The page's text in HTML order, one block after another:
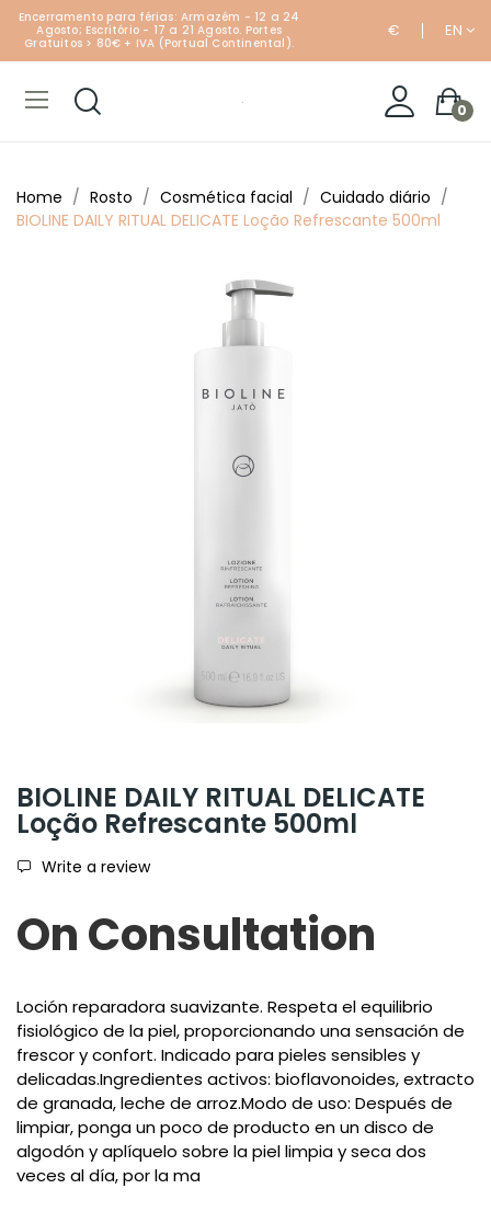
Encerramento para férias: Armazém - 12 a 24
Agosto; Escritório - 17 a 21 Agosto. Portes
Gratuitos > 80€ + IVA (Portual Continental).
€ EN
0
Home Rosto Cosmética facial
Cuidado diário
BIOLINE DAILY RITUAL DELICATE Loção Refrescante 500ml
BIOLINE DAILY RITUAL DELICATE
Loção Refrescante 500ml
Write a review
On Consultation
Loción reparadora suavizante. Respeta el equilibrio
fisiológico de la piel, proporcionando una sensación de
frescor y confort. Indicado para pieles sensibles y
delicadas.Ingredientes activos: bioflavonoides, extracto
de granada, leche de arroz.Modo de uso: Después de
limpiar, ponga un poco de producto en un disco de
algodón y aplíquelo sobre la piel limpia y seca dos
veces al día, por la ma